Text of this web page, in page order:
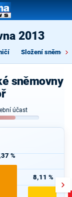
2013
Složení
sněmovny
účast
%
8,11 %